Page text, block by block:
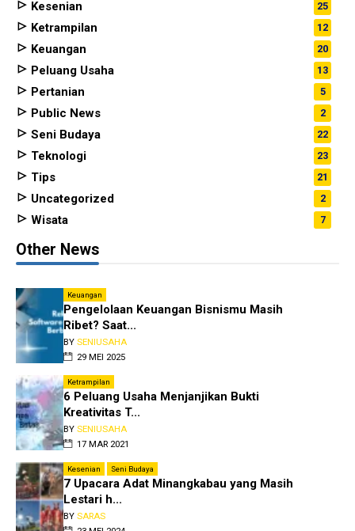
Kesenian 25
Ketrampilan 12
Keuangan 20
Peluang Usaha 13
Pertanian 5
Public News 2
Seni Budaya 22
Teknologi 23
Tips 21
Uncategorized 2
Wisata 7
Other News
Keuangan
Pengelolaan Keuangan Bisnismu Masih
Ribet? Saat...
BY SENIUSAHA
29 MEI 2025
Ketrampilan
6 Peluang Usaha Menjanjikan Bukti
Kreativitas T...
BY SENIUSAHA
17 MAR 2021
Kesenian Seni Budaya
7 Upacara Adat Minangkabau yang Masih
Lestari h...
BY SARAS